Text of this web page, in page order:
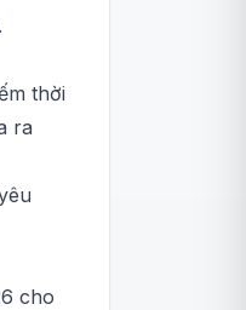
.
thời
ra
cho